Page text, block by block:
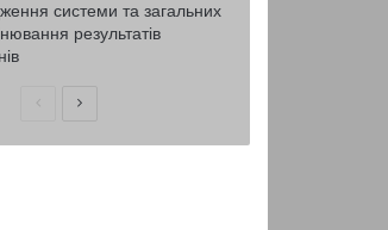
системи та загальних
результатів
ПопередняНаступна